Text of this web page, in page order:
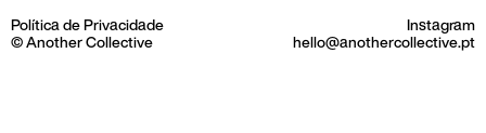
Política de Privacidade
© Another Collective
Instagram
hello@anothercollective.pt